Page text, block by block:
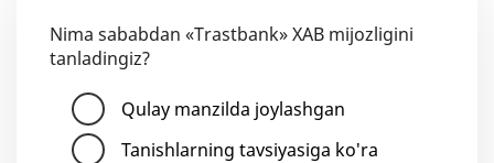
Nima sababdan «Trastbank» XAB mijozligini
tanladingiz?
Qulay manzilda joylashgan
Tanishlarning tavsiyasiga ko'ra